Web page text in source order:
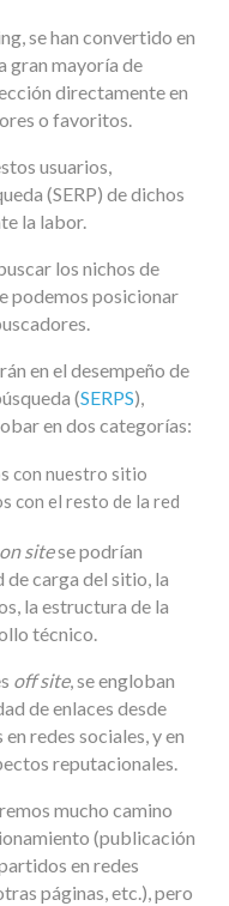
se han convertido en
gran mayoría de
directamente en
o favoritos.
usuarios,
(SERP) de dichos
la labor.
los nichos de
podemos posicionar
en el desempeño de
(SERPS),
en dos categorías:
con nuestro sitio
con el resto de la red
on sitese podrían
carga del sitio, la
la estructura de la
técnico.
off site, se engloban
de enlaces desde
redes sociales, y en
reputacionales.
mucho camino
(publicación
en redes
páginas, etc.), pero